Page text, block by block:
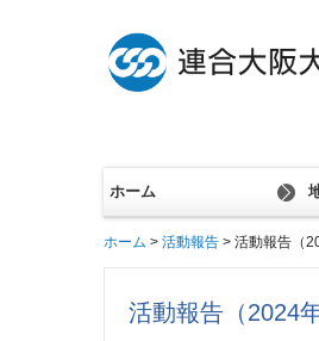
ホーム
ホーム 活動報告 活動報告（
活動報告（2024年